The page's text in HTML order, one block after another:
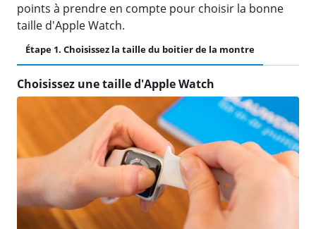
points à prendre en compte pour choisir la bonne
taille d'Apple Watch.
Étape 1. Choisissez la taille du boitier de la montre
Choisissez une taille d'Apple Watch